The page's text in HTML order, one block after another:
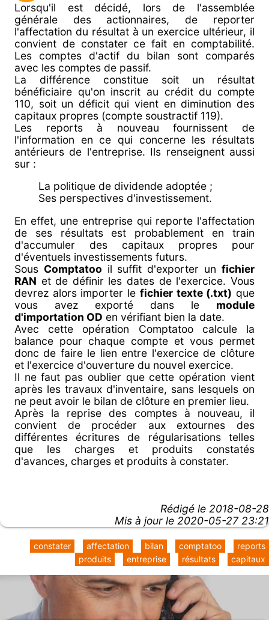
Lorsqu'il est décidé, lors de l'assemblée
générale des actionnaires, de reporter
l'affectation du résultat à un exercice ultérieur, il
convient de constater ce fait en comptabilité.
Les comptes d'actif du bilan sont comparés
avec les comptes de passif.
La différence constitue soit un résultat
bénéficiaire qu'on inscrit au crédit du compte
110, soit un déficit qui vient en diminution des
capitaux propres (compte soustractif 119).
Les reports à nouveau fournissent de
l'information en ce qui concerne les résultats
antérieurs de l'entreprise. Ils renseignent aussi
sur :
La politique de dividende adoptée ;
Ses perspectives d'investissement.
En effet, une entreprise qui reporte l'affectation
de ses résultats est probablement en train
d'accumuler des capitaux propres pour
d'éventuels investissements futurs.
Sous Comptatoo il suffit d'exporter un fichier
RAN et de définir les dates de l'exercice. Vous
devrez alors importer le fichier texte (.txt) que
vous avez exporté dans le module
d'importation OD en vérifiant bien la date.
Avec cette opération Comptatoo calcule la
balance pour chaque compte et vous permet
donc de faire le lien entre l'exercice de clôture
et l'exercice d'ouverture du nouvel exercice.
Il ne faut pas oublier que cette opération vient
après les travaux d'inventaire, sans lesquels on
ne peut avoir le bilan de clôture en premier lieu.
Après la reprise des comptes à nouveau, il
convient de procéder aux extournes des
différentes écritures de régularisations telles
que les charges et produits constatés
d'avances, charges et produits à constater.
Rédigé le 2018-08-28
Mis à jour le 2020-05-27 23:21
reports
comptatoo
bilan
affectation
constater
capitaux
résultats
entreprise
produits